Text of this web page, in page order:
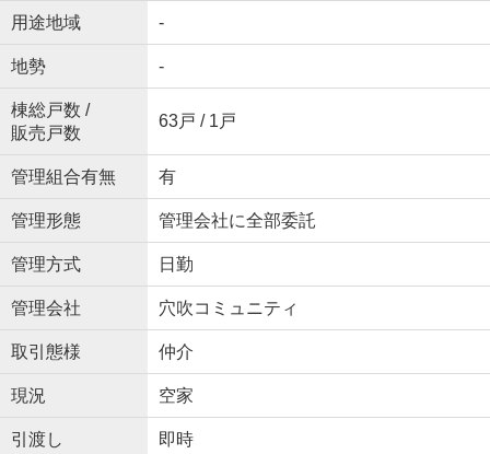
用途地域 -
地勢 -
棟総戸数 /
販売戸数
63戸 / 1戸
管理組合有無 有
管理形態 管理会社に全部委託
管理方式 日勤
管理会社 穴吹コミュニティ
取引態様 仲介
現況 空家
引渡し 即時